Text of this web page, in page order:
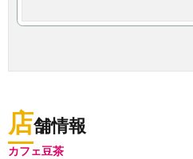
店舗情報
カフェ豆茶